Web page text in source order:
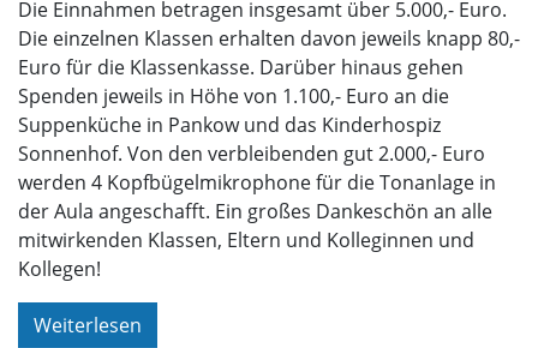
Die Einnahmen betragen insgesamt über 5.000,- Euro.
Die einzelnen Klassen erhalten davon jeweils knapp 80,-
Euro für die Klassenkasse. Darüber hinaus gehen
Spenden jeweils in Höhe von 1.100,- Euro an die
Suppenküche in Pankow und das Kinderhospiz
Sonnenhof. Von den verbleibenden gut 2.000,- Euro
werden 4 Kopfbügelmikrophone für die Tonanlage in
der Aula angeschafft. Ein großes Dankeschön an alle
mitwirkenden Klassen, Eltern und Kolleginnen und
Kollegen!
Weiterlesen